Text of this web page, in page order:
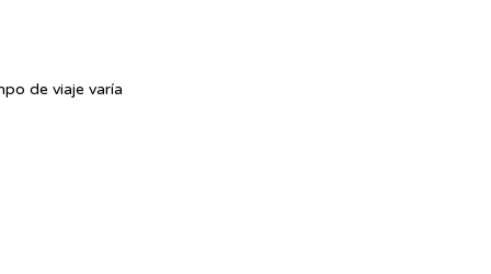
de viaje varía